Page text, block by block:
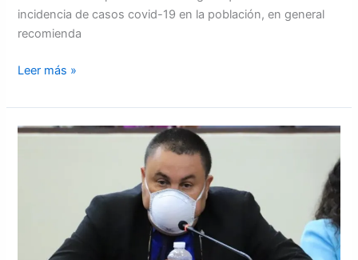
incidencia de casos covid-19 en la población, en general
recomienda
Leer más »
Nueva
afectar